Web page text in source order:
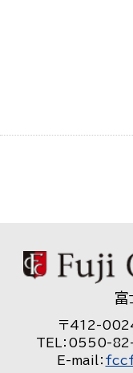
富
〒412-
TEL：0550-
E-mail：